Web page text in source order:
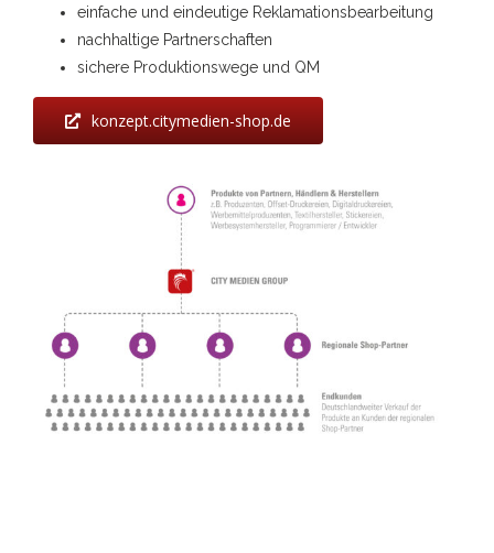
einfache und eindeutige Reklamationsbearbeitung
nachhaltige Partnerschaften
sichere Produktionswege und QM
konzept.citymedien-shop.de